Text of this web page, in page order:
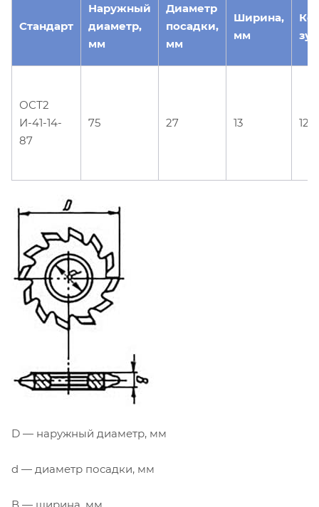
Стандарт
Наружный
диаметр,
мм
Диаметр
посадки,
мм
Ширина,
мм
ОСТ2
И-41-14-
87
75 27 13 12
D — наружный диаметр, мм
d — диаметр посадки, мм